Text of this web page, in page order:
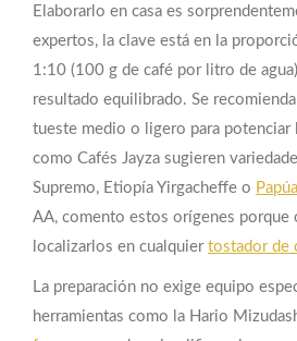
Elaborarlo en casa es
expertos, la clave está en la
1:10 (100 g de café por litro de
resultado equilibrado. Se
tueste medio o ligero para potenciar
como Cafés Jayza sugieren
Supremo, Etiopía Yirgacheffe o
AA, comento estos orígenes porque
localizarlos en cualquier tostador de
La preparación no exige equipo
herramientas como la Hario